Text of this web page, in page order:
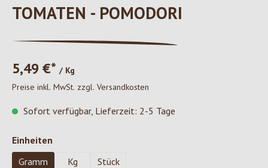
TOMATEN - POMODORI
5,49 €* / Kg
Preise inkl. MwSt. zzgl. Versandkosten
Sofort verfügbar, Lieferzeit: 2-5 Tage
Einheiten
Gramm
Kg Stück